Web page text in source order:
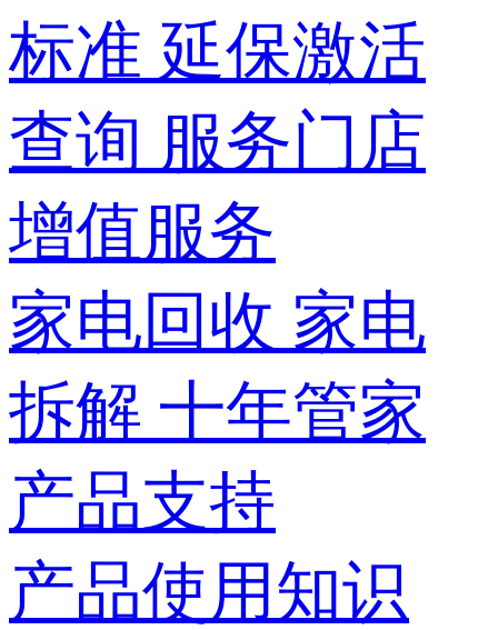
标准 延保激活
查询 服务门店
增值服务
家电回收 家电
拆解 十年管家
产品支持
产品使用知识